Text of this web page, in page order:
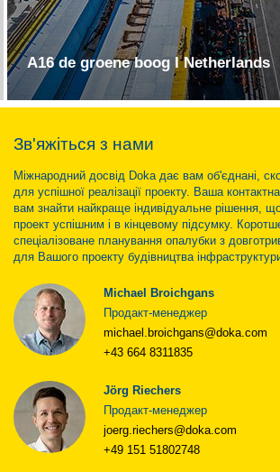
A16 de groene boog I Netherlands
Зв'яжіться з нами
Міжнародний досвід Doka дає вам об'єднані,
для успішної реалізації проекту. Ваша
вам знайти найкраще індивідуальне рішення,
проект успішним і в кінцевому підсумку.
спеціалізоване планування опалубки з
для Вашого проекту будівництва
Michael Broichgans
Продакт-менеджер
michael.broichgans@doka.com
+43 664 8311835
Jörg Riechers
Продакт-менеджер
joerg.riechers@doka.com
+49 151 51802748